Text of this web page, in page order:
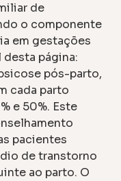
de
o componente
em gestações
página:
pós-parto,
cada parto
e 50%. Este
pacientes
de transtorno
ao parto. O